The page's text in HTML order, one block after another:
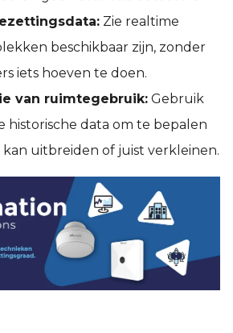
Zie realtime
beschikbaar zijn, zonder
iets hoeven te doen.
van ruimtegebruik: Gebruik
historische data om te bepalen
uitbreiden of juist verkleinen.